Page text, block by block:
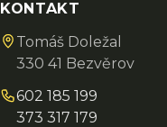
KONTAKT
Tomáš Doležal
330 41 Bezvěrov
602 185 199
373 317 179